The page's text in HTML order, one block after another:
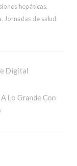
hepáticas,
, Jornadas de salud
Digital
Lo Grande Con